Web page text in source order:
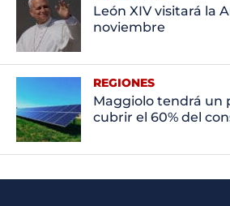
León XIV visitará la
noviembre
REGIONES
Maggiolo tendrá un
cubrir el 60% del